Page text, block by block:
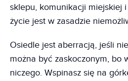
sklepu, komunikacji miejskiej
życie jest w zasadzie
Osiedle jest aberracją, jeśli
można być zaskoczonym, bo
niczego. Wspinasz się na